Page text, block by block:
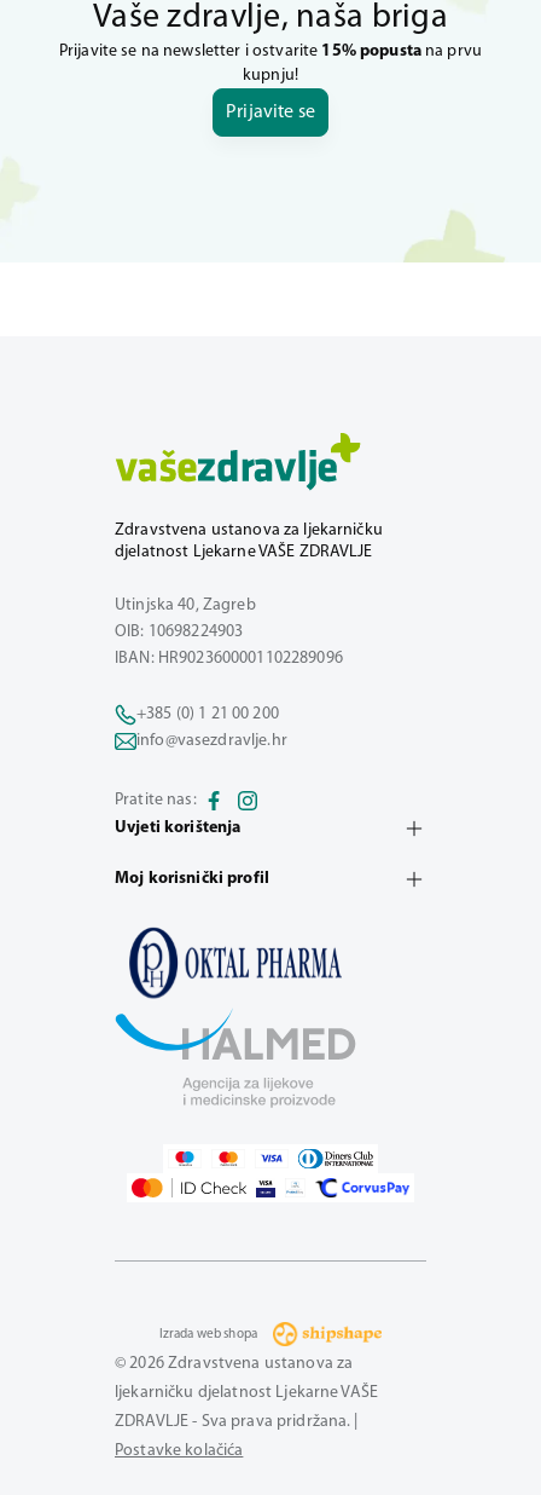
Vaše zdravlje, naša briga
Prijavite se na newsletter i ostvarite 15% popustana prvu
kupnju!
Prijavite se
Zdravstvena ustanova za ljekarničku
djelatnost Ljekarne VAŠE ZDRAVLJE
Utinjska 40, Zagreb
OIB: 10698224903
IBAN: HR9023600001102289096
+385 (0) 1 21 00 200
info@vasezdravlje.hr
Pratite nas:
Uvjeti korištenja
Moj korisnički profil
© 2026 Zdravstvena ustanova za
ljekarničku djelatnost Ljekarne VAŠE
ZDRAVLJE - Sva prava pridržana. |
Postavke kolačića
Izrada web shopa